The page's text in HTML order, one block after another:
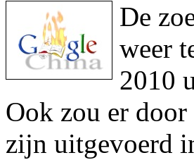
De
weer
2010
Ook zou er door
zijn uitgevoerd